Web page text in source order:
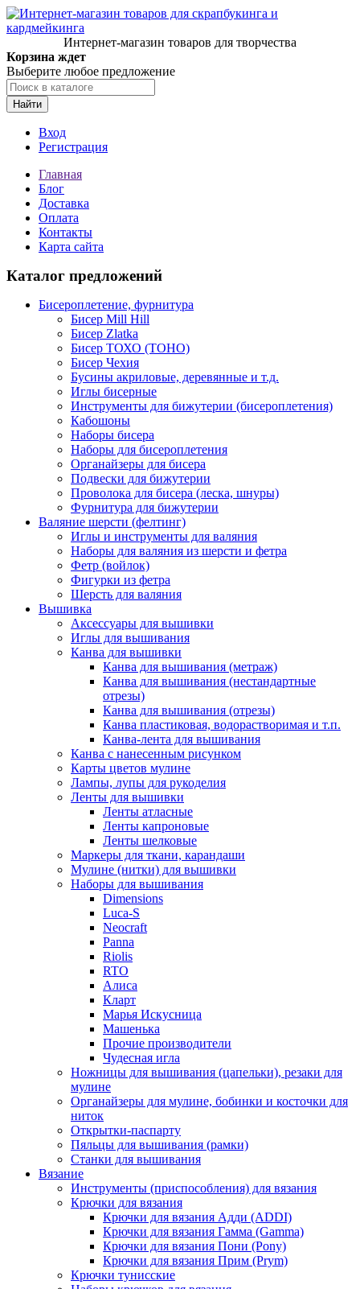
Интернет-магазин товаров для творчества
Корзина ждет
Выберите любое предложение
Найти
Вход
Регистрация
Главная
Блог
Доставка
Оплата
Контакты
Карта сайта
Каталог предложений
Бисероплетение, фурнитура
Бисер Mill Hill
Бисер Zlatka
Бисер ТОХО (TOHO)
Бисер Чехия
Бусины акриловые, деревянные и т.д.
Иглы бисерные
Инструменты для бижутерии (бисероплетения)
Кабошоны
Наборы бисера
Наборы для бисероплетения
Органайзеры для бисера
Подвески для бижутерии
Проволока для бисера (леска, шнуры)
Фурнитура для бижутерии
Валяние шерсти (фелтинг)
Иглы и инструменты для валяния
Наборы для валяния из шерсти и фетра
Фетр (войлок)
Фигурки из фетра
Шерсть для валяния
Вышивка
Аксессуары для вышивки
Иглы для вышивания
Канва для вышивки
Канва для вышивания (метраж)
Канва для вышивания (нестандартные
отрезы)
Канва для вышивания (отрезы)
Канва пластиковая, водорастворимая и т.п.
Канва-лента для вышивания
Канва с нанесенным рисунком
Карты цветов мулине
Лампы, лупы для рукоделия
Ленты для вышивки
Ленты атласные
Ленты капроновые
Ленты шелковые
Маркеры для ткани, карандаши
Мулине (нитки) для вышивки
Наборы для вышивания
Dimensions
Luca-S
Neocraft
Panna
Riolis
RTO
Алиса
Кларт
Марья Искусница
Машенька
Прочие производители
Чудесная игла
Ножницы для вышивания (цапельки), резаки для
мулине
Органайзеры для мулине, бобинки и косточки для
ниток
Открытки-паспарту
Пяльцы для вышивания (рамки)
Станки для вышивания
Вязание
Инструменты (приспособления) для вязания
Крючки для вязания
Крючки для вязания Адди (ADDI)
Крючки для вязания Гамма (Gamma)
Крючки для вязания Пони (Pony)
Крючки для вязания Прим (Prym)
Крючки тунисские